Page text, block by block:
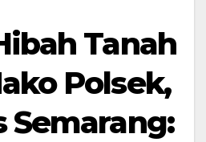
Tanah
Polsek,
Semarang: